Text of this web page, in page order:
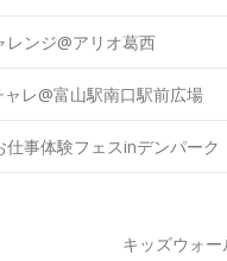
レンジ@アリオ葛西
レ@富山駅南口駅前広場
事体験フェスinデンパーク
キッズウォー